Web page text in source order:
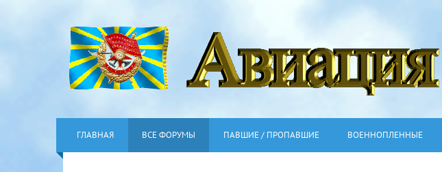
ГЛАВНАЯ ВСЕ ФОРУМЫ ПАВШИЕ / ПРОПАВШИЕ ВОЕННОПЛЕННЫЕ